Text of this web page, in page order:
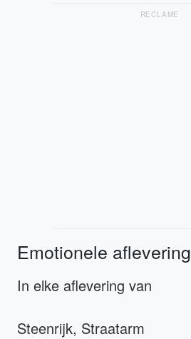
RECLAME
Emotionele aflevering
In elke aflevering van
Steenrijk, Straatarm